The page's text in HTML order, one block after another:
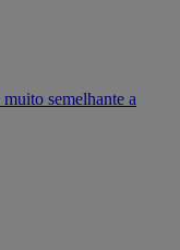
semelhante a